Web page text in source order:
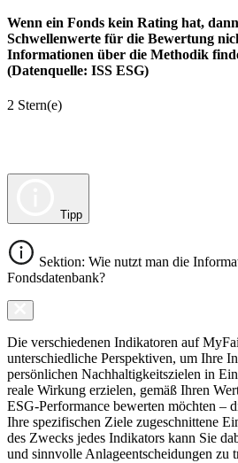
Wenn ein Fonds kein Rating hat,
Schwellenwerte für die Bewertung
Informationen über die Methodik
(Datenquelle: ISS ESG)
2 Stern(e)
Tipp
Sektion: Wie nutzt man die
Fondsdatenbank?
Die verschiedenen Indikatoren auf
unterschiedliche Perspektiven, um Ihre
persönlichen Nachhaltigkeitszielen in
reale Wirkung erzielen, gemäß Ihren
ESG-Performance bewerten möchten –
Ihre spezifischen Ziele zugeschnittene
des Zwecks jedes Indikators kann Sie
und sinnvolle Anlageentscheidungen zu